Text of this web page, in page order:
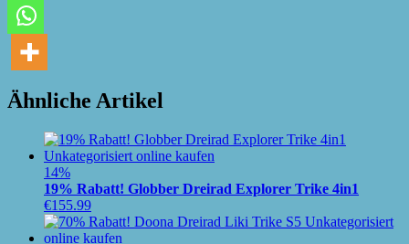
Ähnliche Artikel
14%
19% Rabatt! Globber Dreirad Explorer Trike 4in1
€155.99